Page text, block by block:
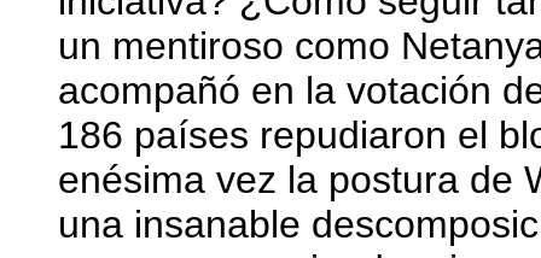
un mentiroso como
acompañó en la votación
186 países repudiaron el
enésima vez la postura de
una insanable